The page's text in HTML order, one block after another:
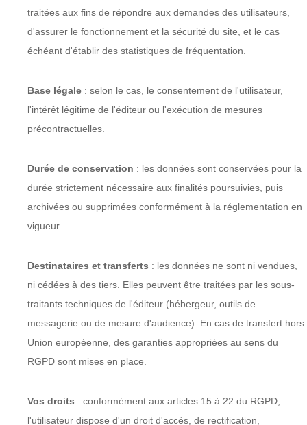
traitées aux fins de répondre aux demandes des utilisateurs,
d'assurer le fonctionnement et la sécurité du site, et le cas
échéant d'établir des statistiques de fréquentation.
Base légale : selon le cas, le consentement de l'utilisateur,
l'intérêt légitime de l'éditeur ou l'exécution de mesures
précontractuelles.
Durée de conservation : les données sont conservées pour la
durée strictement nécessaire aux finalités poursuivies, puis
archivées ou supprimées conformément à la réglementation en
vigueur.
Destinataires et transferts : les données ne sont ni vendues,
ni cédées à des tiers. Elles peuvent être traitées par les sous-
traitants techniques de l'éditeur (hébergeur, outils de
messagerie ou de mesure d'audience). En cas de transfert hors
Union européenne, des garanties appropriées au sens du
RGPD sont mises en place.
Vos droits : conformément aux articles 15 à 22 du RGPD,
l'utilisateur dispose d'un droit d'accès, de rectification,